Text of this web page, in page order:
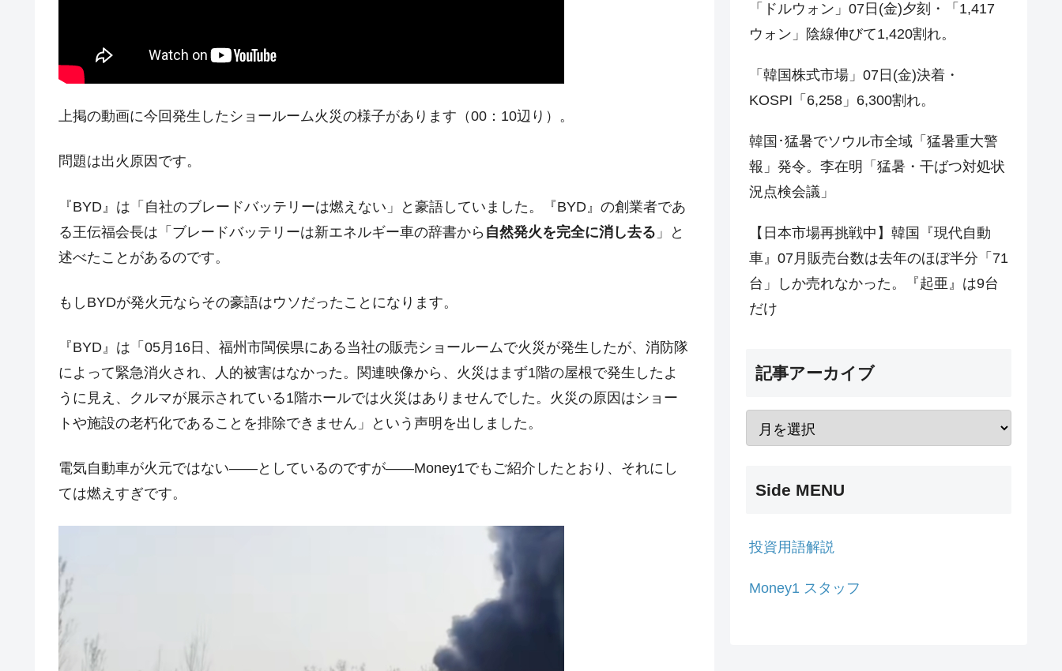
Fact1
発表から2日で大崩壊、鳴かず飛ばずに終わりそうなスーパーリーグとは？
Fact1 日本人マスターズ挑戦の歴史。松山以前に最高位だった選手とは？
Fact1 セレクトセールの高額取引馬が稼いだ金額とは？
上掲の動画に今回発生したショールーム火災の様子があります（00：10辺り）。
問題は出火原因です。
『BYD』は「自社のブレードバッテリーは燃えない」と豪語していました。『BYD』の創業者であ
る王伝福会長は「ブレードバッテリーは新エネルギー車の辞書から 自然発火を完全に消し去る 」と
述べたことがあるのです。
もしBYDが発火元ならその豪語はウソだったことになります。
『BYD』は「05月16日、福州市閩侯県にある当社の販売ショールームで火災が発生したが、消防隊
によって緊急消火され、人的被害はなかった。関連映像から、火災はまず1階の屋根で発生したよ
うに見え、クルマが展示されている1階ホールでは火災はありませんでした。火災の原因はショー
トや施設の老朽化であることを排除できません」という声明を出しました。
電気自動車が火元ではない――としているのですが――Money1でもご紹介したとおり、それにし
ては燃えすぎです。
「ドルウォン」07日(金)夕刻・「1,417
ウォン」陰線伸びて1,420割れ。
「韓国株式市場」07日(金)決着・
KOSPI「6,258」6,300割れ。
韓国･猛暑でソウル市全域「猛暑重大警
報」発令。李在明「猛暑・干ばつ対処状
況点検会議」
【日本市場再挑戦中】韓国『現代自動
車』07月販売台数は去年のほぼ半分「71
台」しか売れなかった。『起亜』は9台
だけ
記事アーカイブ
Side MENU
投資用語解説
Money1 スタッフ